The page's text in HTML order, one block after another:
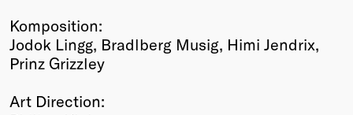
Komposition:
Jodok Lingg, Bradlberg Musig, Himi Jendrix,
Prinz Grizzley
Art Direction: